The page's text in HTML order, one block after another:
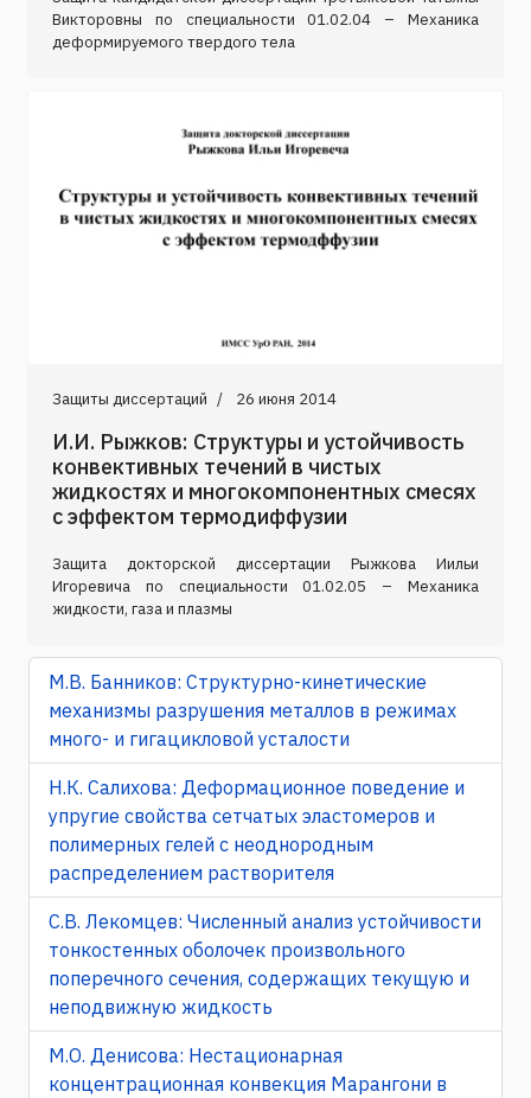
Викторовны по специальности 01.02.04 – Механика
деформируемого твердого тела
Защиты диссертаций 26 июня 2014
И.И. Рыжков: Структуры и устойчивость
конвективных течений в чистых
жидкостях и многокомпонентных смесях
с эффектом термодиффузии
Защита докторской диссертации Рыжкова Иильи
Игоревича по специальности 01.02.05 – Механика
жидкости, газа и плазмы
М.В. Банников: Структурно-кинетические
механизмы разрушения металлов в режимах
много- и гигацикловой усталости
Н.К. Салихова: Деформационное поведение и
упругие свойства сетчатых эластомеров и
полимерных гелей с неоднородным
распределением растворителя
С.В. Лекомцев: Численный анализ устойчивости
тонкостенных оболочек произвольного
поперечного сечения, содержащих текущую и
неподвижную жидкость
М.О. Денисова: Нестационарная
концентрационная конвекция Марангони в